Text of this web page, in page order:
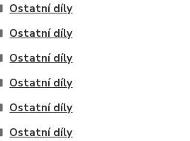
Ostatní díly
Ostatní díly
Ostatní díly
Ostatní díly
Ostatní díly
Ostatní díly